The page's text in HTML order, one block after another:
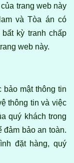
trang web này
và Tòa án có
kỳ tranh chấp
web này.
bảo mật thông tin
thông tin và việc
quý khách trong
đảm bảo an toàn.
đặt hàng, quý